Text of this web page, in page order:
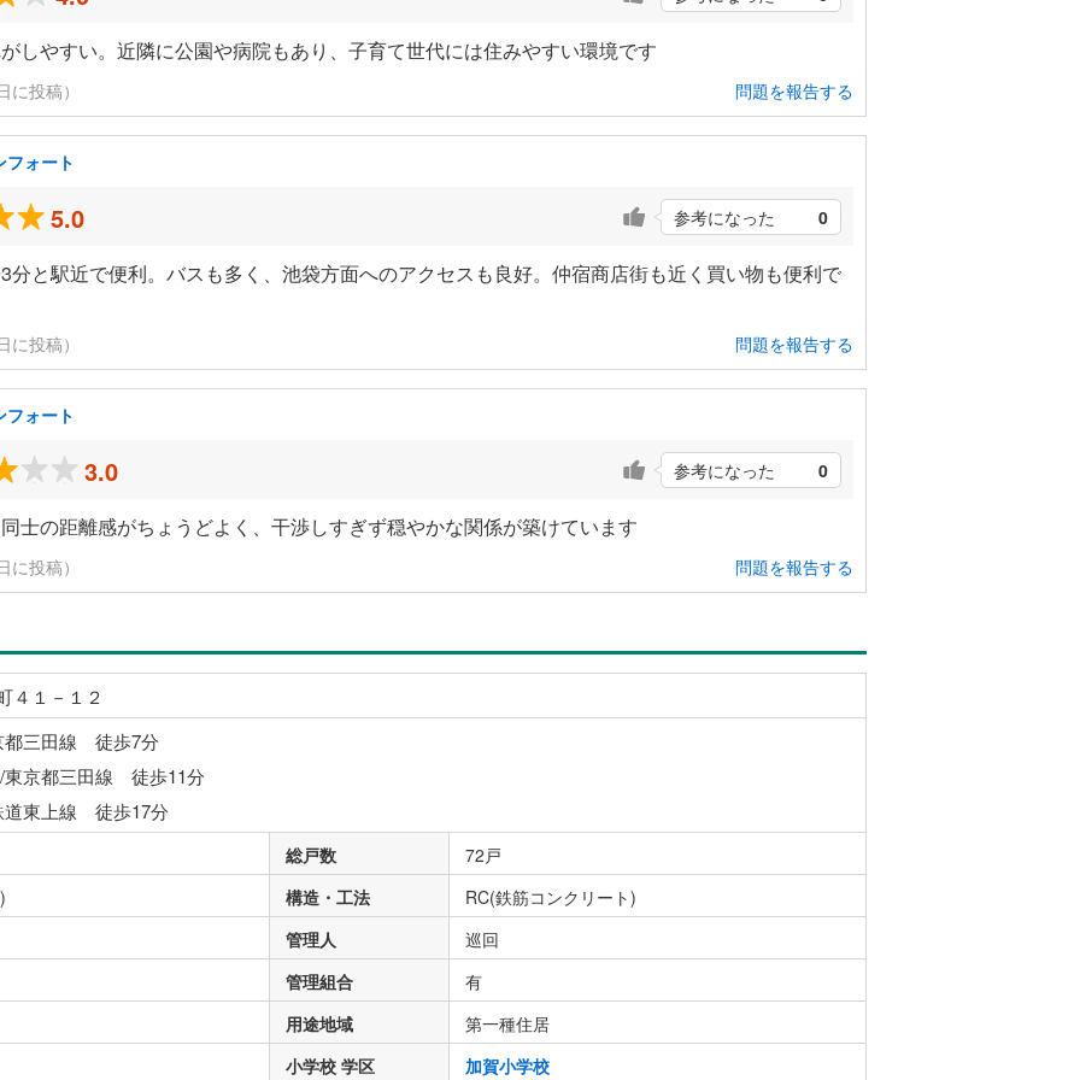
しやすい。近隣に公園や病院もあり、子育て世代には住みやすい環境です
投稿） 問題を報告する
ォート
5.0 参考になった 0
と駅近で便利。バスも多く、池袋方面へのアクセスも良好。仲宿商店街も近く買い物も便利で
投稿） 問題を報告する
ォート
3.0 参考になった 0
士の距離感がちょうどよく、干渉しすぎず穏やかな関係が築けています
投稿） 問題を報告する
４１－１２
三田線 徒歩7分
京都三田線 徒歩11分
東上線 徒歩17分
総戸数
72戸
構造・工法
RC(鉄筋コンクリート)
管理人
巡回
管理組合
有
用途地域
第一種住居
小学校 学区
加賀小学校